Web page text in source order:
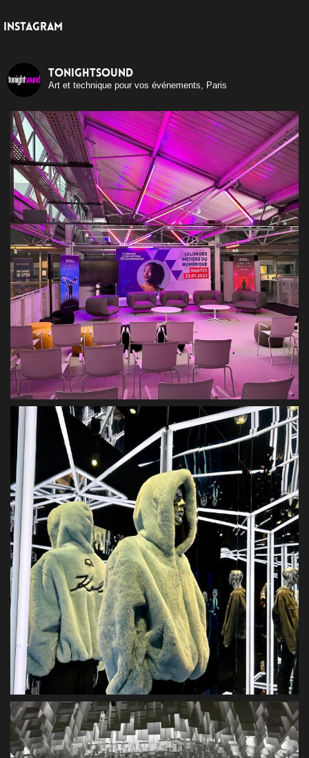
INSTAGRAM
tonightsound
Art et technique pour vos événements, Paris